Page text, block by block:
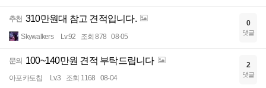
추천 310만원대 참고 견적입니다.
Skywalkers Lv.92 조회 878 08-05
0
댓글
문의 100~140만원 견적 부탁드립니다
아포카토칩 Lv.3 조회 1168 08-04
2
댓글